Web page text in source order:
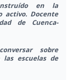
en la
activo. Docente
de Cuenca-
sobre
las escuelas de